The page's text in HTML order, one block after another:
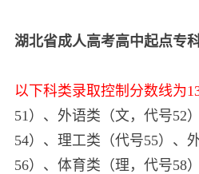
湖北省成人高考高中起点专
以下科类录取控制分数线为
51）、外语类（文，代号52
54）、理工类（代号55）、
56）、体育类（理，代号58）